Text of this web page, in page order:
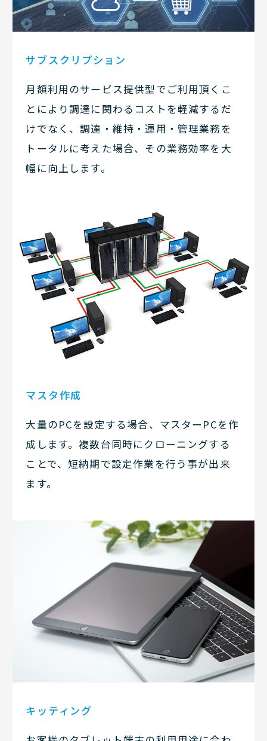
サブスクリプション
月額利用のサービス提供型でご利用頂くこ
とにより調達に関わるコストを軽減するだ
けでなく、調達・維持・運用・管理業務を
トータルに考えた場合、その業務効率を大
幅に向上します。
マスタ作成
大量のPCを設定する場合、マスターPCを作
成します。複数台同時にクローニングする
ことで、短納期で設定作業を行う事が出来
ます。
キッティング